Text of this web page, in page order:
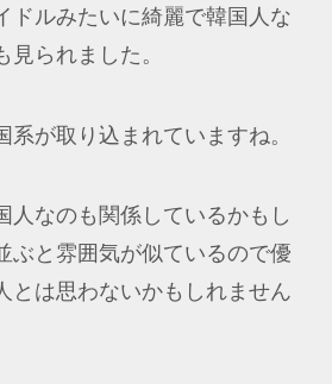
ドルみたいに綺麗で韓国人な
られました。
系が取り込まれていますね。
人なのも関係しているかもし
ぶと雰囲気が似ているので優
とは思わないかもしれません